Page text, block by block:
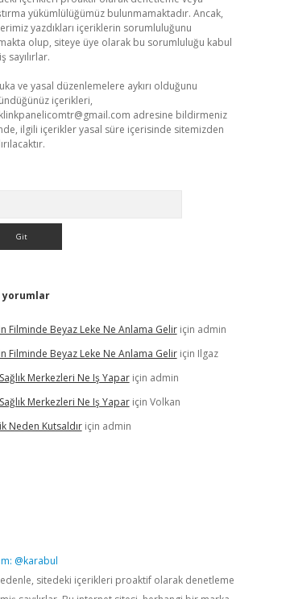
yükümlülüğümüz bulunmamaktadır. Ancak,
yazdıkları içeriklerin sorumluluğunu
olup, siteye üye olarak bu sorumluluğu kabul
sayılırlar.
ve yasal düzenlemelere aykırı olduğunu
içerikleri,
adresine bildirmeniz
ilgili içerikler yasal süre içerisinde sitemizden
yorumlar
Filminde Beyaz Leke Ne Anlama Geliriçin admin
Filminde Beyaz Leke Ne Anlama Geliriçin Ilgaz
Merkezleri Ne Iş Yapariçin admin
Merkezleri Ne Iş Yapariçin Volkan
Neden Kutsaldıriçin admin
@karabul
sitedeki içerikleri proaktif olarak denetleme